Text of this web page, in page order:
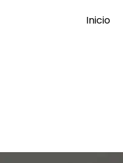
Inicio